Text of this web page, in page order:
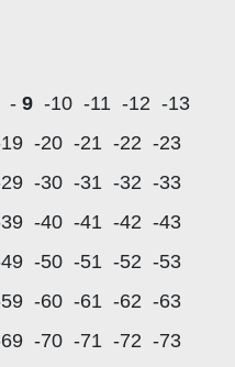
- 9 -10 -11 -12 -13
-20 -21 -22 -23
-30 -31 -32 -33
-40 -41 -42 -43
-50 -51 -52 -53
-60 -61 -62 -63
-70 -71 -72 -73